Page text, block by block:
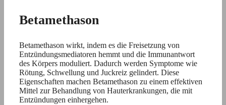
Betamethason
Betamethason wirkt, indem es die Freisetzung von
Entzündungsmediatoren hemmt und die Immunantwort
des Körpers moduliert. Dadurch werden Symptome wie
Rötung, Schwellung und Juckreiz gelindert. Diese
Eigenschaften machen Betamethason zu einem effektiven
Mittel zur Behandlung von Hauterkrankungen, die mit
Entzündungen einhergehen.